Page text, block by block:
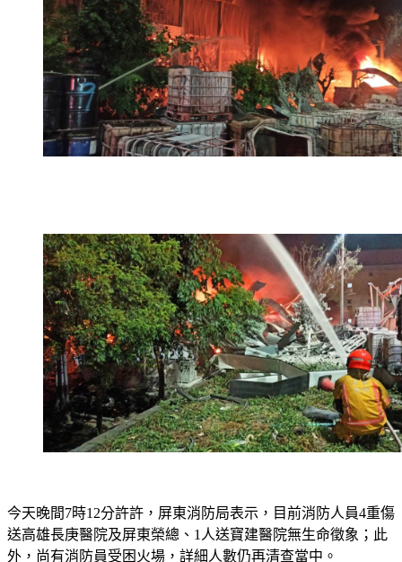
送高雄長庚醫院及屏東榮總、1人送寶建醫院無生命徵象；此
外，尚有消防員受困火場，詳細人數仍再清查當中。